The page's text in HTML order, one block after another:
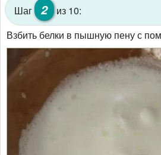
Шаг 2
из 10:
Взбить белки в пышную пену с